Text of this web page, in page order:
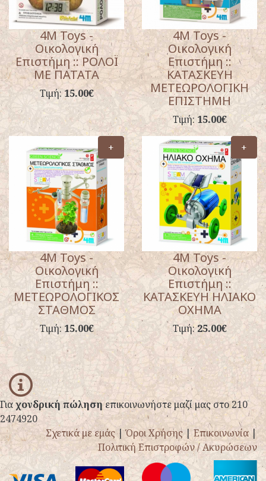
4M Toys -
Οικολογική
Επιστήμη :: ΡΟΛΟΪ
ΜΕ ΠΑΤΑΤΑ
Τιμή:15.00€
4M Toys -
Οικολογική
Επιστήμη ::
ΚΑΤΑΣΚΕΥΗ
ΜΕΤΕΩΡΟΛΟΓΙΚΗ
ΕΠΙΣΤΗΜΗ
Τιμή: 15.00€
+
4M Toys -
Οικολογική
Επιστήμη ::
ΜΕΤΕΩΡΟΛΟΓΙΚΟΣ
ΣΤΑΘΜΟΣ
Τιμή: 15.00€
+
4M Toys -
Οικολογική
Επιστήμη ::
ΚΑΤΑΣΚΕΥΗ ΗΛΙΑΚΟ
ΟΧΗΜΑ
Τιμή:25.00€
info
Γιαχονδρική πώλησηεπικοινωνήστε μαζί μας στο 210
2474920
Σχετικά με εμάς|Όροι Χρήσης|Επικοινωνία|
Πολιτική Επιστροφών / Ακυρώσεων